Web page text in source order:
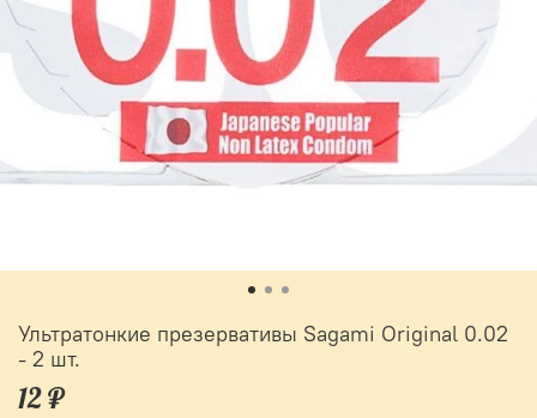
Ультратонкие презервативы Sagami Original 0.02
- 2 шт.
12 ₽